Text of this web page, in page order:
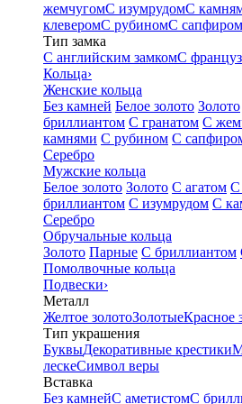
жемчугомС изумрудомС
клеверомС рубиномС сапфиром
Тип замка
С английским замкомС
Кольца›
Женские кольца
Без камней Белое золото Золото
бриллиантом С гранатом С
камнями С рубином С
Серебро
Мужские кольца
Белое золото Золото С агатом С
бриллиантом С изумрудом С
Серебро
Обручальные кольца
Золото Парные С бриллиантом
Помолвочные кольца
Подвески›
Металл
Желтое золотоЗолотыеКрасное
Тип украшения
БуквыДекоративные крестики
лескеСимвол веры
Вставка
Без камнейС аметистомС